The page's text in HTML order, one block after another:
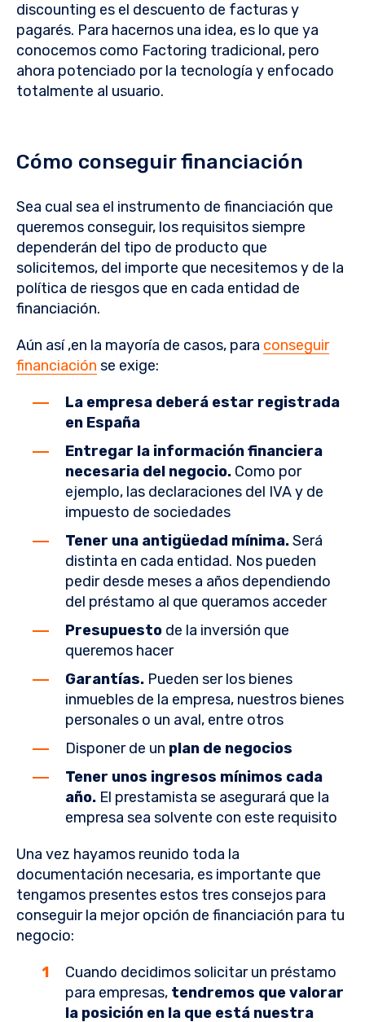
discounting es el descuento de facturas y
pagarés. Para hacernos una idea, es lo que ya
conocemos como Factoring tradicional, pero
ahora potenciado por la tecnología y enfocado
totalmente al usuario.
Cómo conseguir financiación
Sea cual sea el instrumento de financiación que
queremos conseguir, los requisitos siempre
dependerán del tipo de producto que
solicitemos, del importe que necesitemos y de la
política de riesgos que en cada entidad de
financiación.
Aún así ,en la mayoría de casos, para conseguir
financiación se exige:
La empresa deberá estar registrada
en España
Entregar la información financiera
necesaria del negocio. Como por
ejemplo, las declaraciones del IVA y de
impuesto de sociedades
Tener una antigüedad mínima.Será
distinta en cada entidad. Nos pueden
pedir desde meses a años dependiendo
del préstamo al que queramos acceder
Presupuesto de la inversión que
queremos hacer
Garantías. Pueden ser los bienes
inmuebles de la empresa, nuestros bienes
personales o un aval, entre otros
Disponer de un plan de negocios
Tener unos ingresos mínimos cada
año. El prestamista se asegurará que la
empresa sea solvente con este requisito
Una vez hayamos reunido toda la
documentación necesaria, es importante que
tengamos presentes estos tres consejos para
conseguir la mejor opción de financiación para tu
negocio:
Cuando decidimos solicitar un préstamo
para empresas, tendremos que valorar
la posición en la que está nuestra